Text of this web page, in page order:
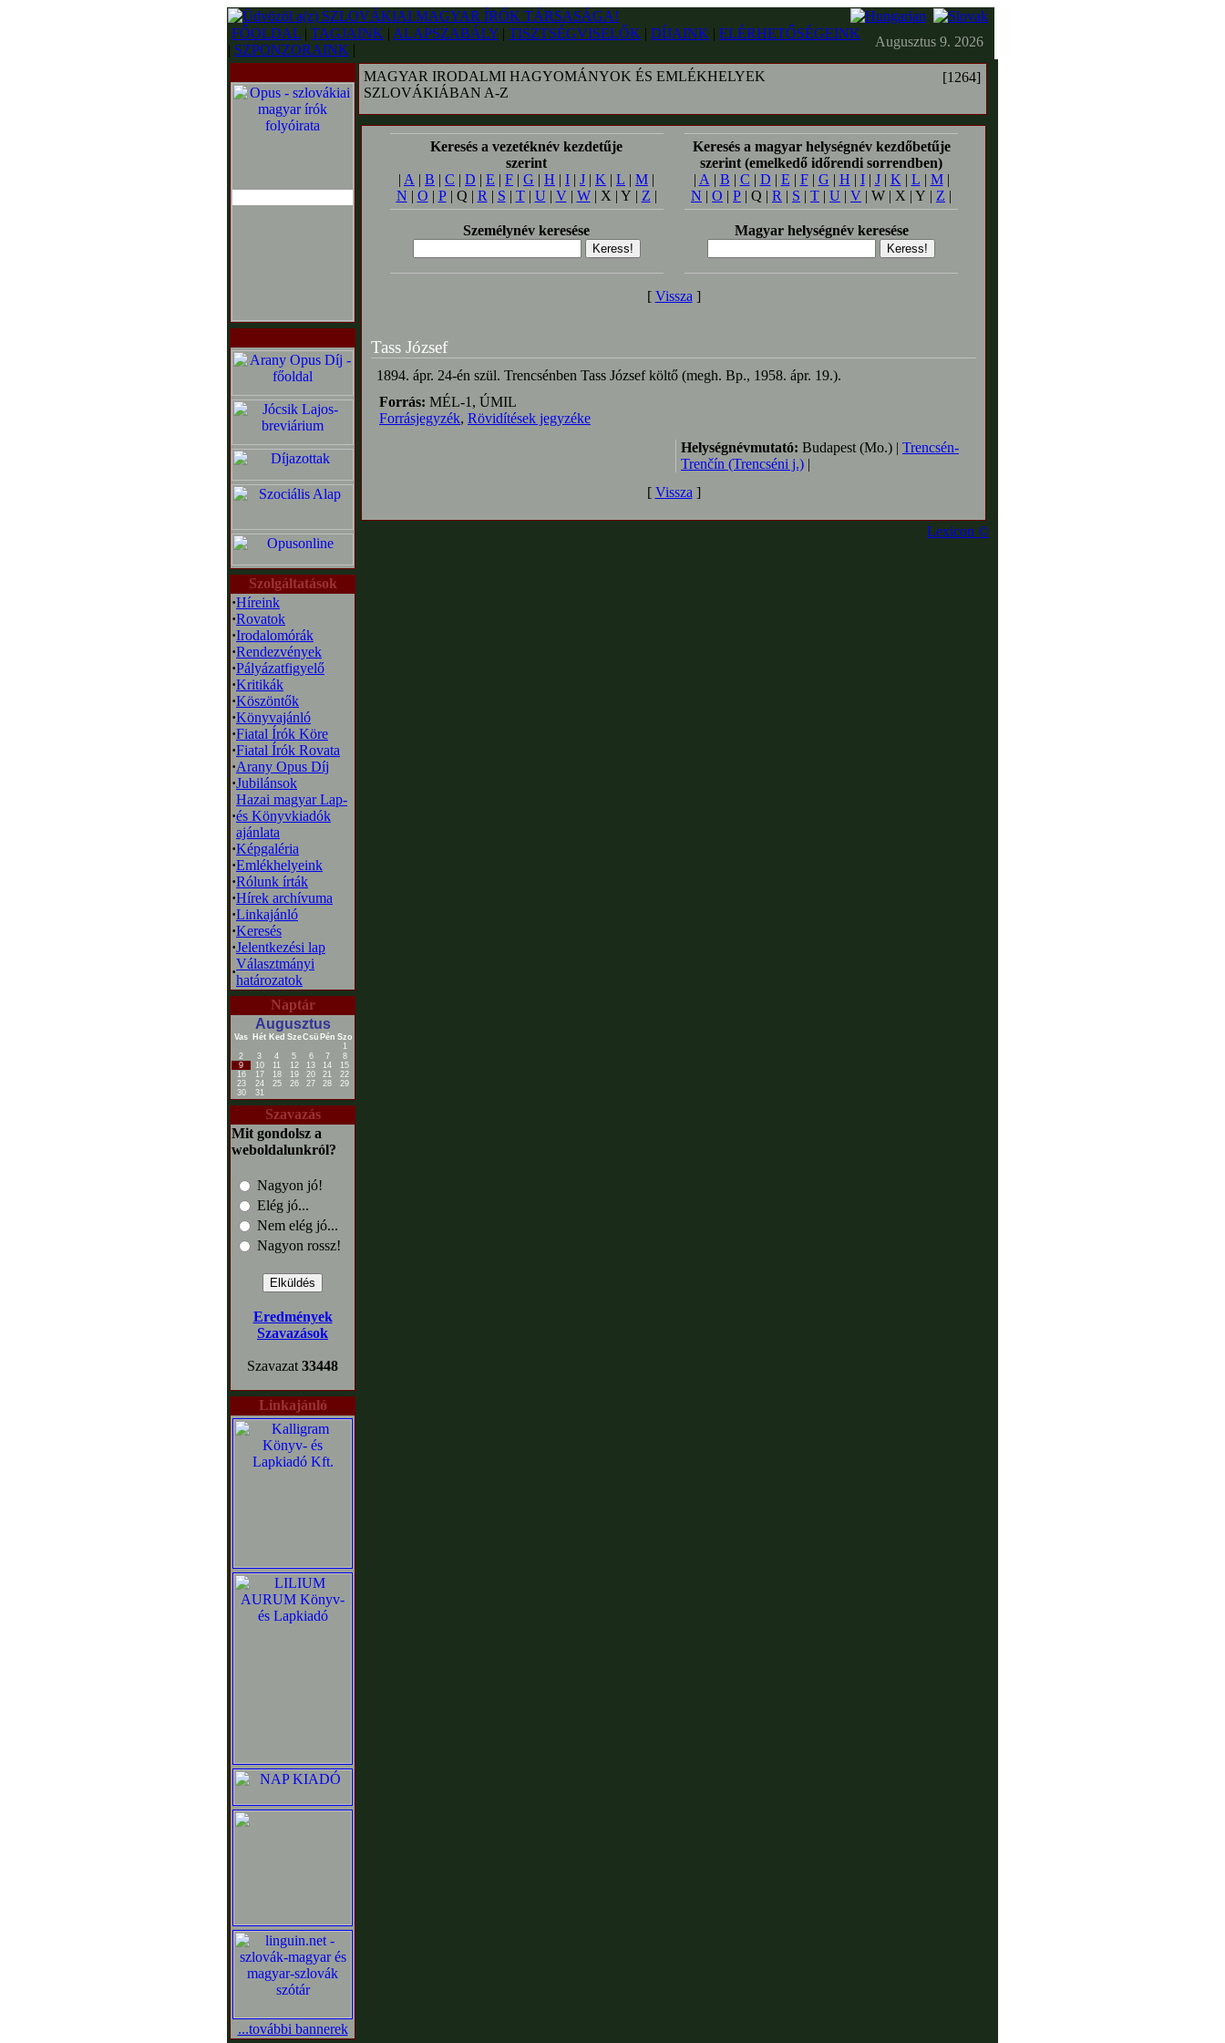
FŐOLDAL | TAGJAINK | ALAPSZABÁLY | TISZTSÉGVISELŐK | DÍJAINK | ELÉRHETŐSÉGEINK
| SZPONZORAINK |
Augusztus 9. 2026
Szolgáltatások
·Híreink
·Rovatok
·Irodalomórák
·Rendezvények
·Pályázatfigyelő
·Kritikák
·Köszöntők
·Könyvajánló
·Fiatal Írók Köre
·Fiatal Írók Rovata
·Arany Opus Díj
·Jubilánsok
·
Hazai magyar Lap-
és Könyvkiadók
ajánlata
·Képgaléria
·Emlékhelyeink
·Rólunk írták
·Hírek archívuma
·Linkajánló
·Keresés
·Jelentkezési lap
·
Választmányi
határozatok
Naptár
Augusztus
Vas Hét Ked SzeCsü Pén Szo
1
2
3 4 5 6 7
8
9
10 11 12 13 14
15
16
17 18 19 20 21
22
23
24 25 26 27 28
29
30
31
Szavazás
Mit gondolsz a
weboldalunkról?
Nagyon jó!
Elég jó...
Nem elég jó...
Nagyon rossz!
Eredmények
Szavazások
Szavazat 33448
Linkajánló
...további bannerek
MAGYAR IRODALMI HAGYOMÁNYOK ÉS EMLÉKHELYEK
SZLOVÁKIÁBAN A-Z
[1264]
Keresés a vezetéknév kezdetűje
szerint
| A | B | C | D | E | F | G | H | I | J | K | L | M |
N | O | P| Q | R | S | T| U | V| W| X | Y | Z |
Keresés a magyar helységnév kezdőbetűje
szerint (emelkedő időrendi sorrendben)
| A | B | C | D | E | F| G | H | I| J| K | L | M|
N | O | P | Q | R | S | T | U | V | W | X | Y | Z |
Személynév keresése Magyar helységnév keresése
[ Vissza ]
Tass József
1894. ápr. 24-én szül. Trencsénben Tass József költő (megh. Bp., 1958. ápr. 19.).
Forrás: MÉL-1, ÚMIL
Forrásjegyzék, Rövidítések jegyzéke
Helységnévmutató: Budapest (Mo.) | Trencsén-
Trenčín (Trencséni j.) |
[ Vissza ]
Lexicon ©